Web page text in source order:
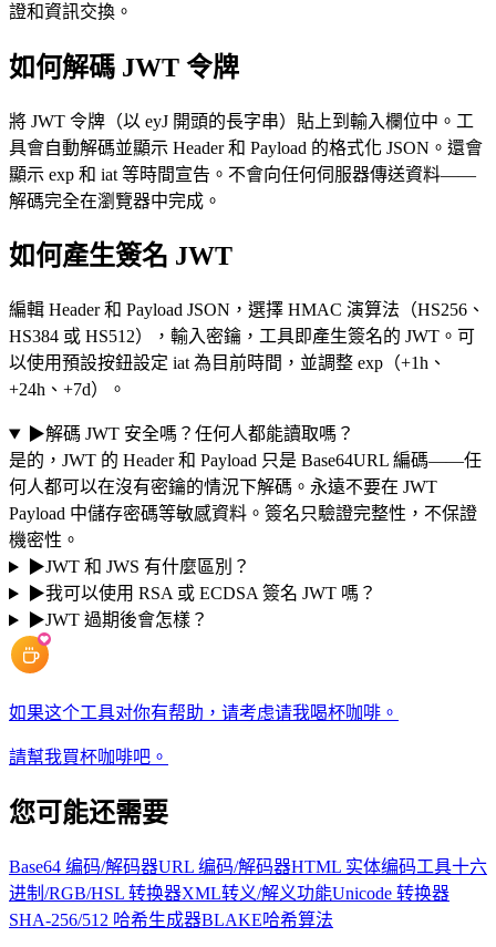
證和資訊交換。
如何解碼 JWT 令牌
將 JWT 令牌（以 eyJ 開頭的長字串）貼上到輸入欄位中。工
具會自動解碼並顯示 Header 和 Payload 的格式化 JSON。還會
顯示 exp 和 iat 等時間宣告。不會向任何伺服器傳送資料——
解碼完全在瀏覽器中完成。
如何產生簽名 JWT
編輯 Header 和 Payload JSON，選擇 HMAC 演算法（HS256、
HS384 或 HS512），輸入密鑰，工具即產生簽名的 JWT。可
以使用預設按鈕設定 iat 為目前時間，並調整 exp（+1h、
+24h、+7d）。
▶解碼 JWT 安全嗎？任何人都能讀取嗎？
是的，JWT 的 Header 和 Payload 只是 Base64URL 編碼——任
何人都可以在沒有密鑰的情況下解碼。永遠不要在 JWT
Payload 中儲存密碼等敏感資料。簽名只驗證完整性，不保證
機密性。
▶JWT 和 JWS 有什麼區別？
▶我可以使用 RSA 或 ECDSA 簽名 JWT 嗎？
▶JWT 過期後會怎樣？
如果这个工具对你有帮助，请考虑请我喝杯咖啡。
請幫我買杯咖啡吧。
您可能还需要
Base64 编码/解码器URL 编码/解码器HTML 实体编码工具十六
进制/RGB/HSL 转换器XML转义/解义功能Unicode 转换器
SHA-256/512 哈希生成器BLAKE哈希算法